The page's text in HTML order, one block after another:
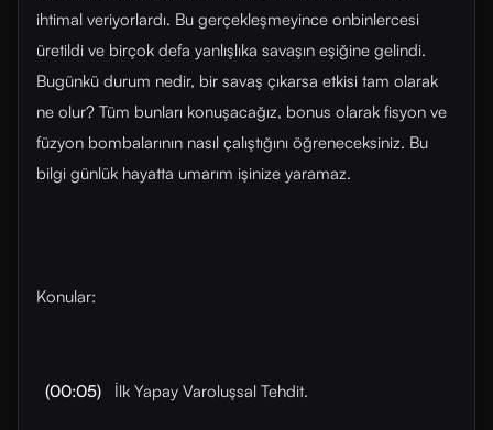
ihtimal veriyorlardı. Bu gerçekleşmeyince onbinlercesi
üretildi ve birçok defa yanlışlıka savaşın eşiğine gelindi.
Bugünkü durum nedir, bir savaş çıkarsa etkisi tam olarak
ne olur? Tüm bunları konuşacağız, bonus olarak fisyon ve
füzyon bombalarının nasıl çalıştığını öğreneceksiniz. Bu
bilgi günlük hayatta umarım işinize yaramaz.
Konular:
(00:05) İlk Yapay Varoluşsal Tehdit.